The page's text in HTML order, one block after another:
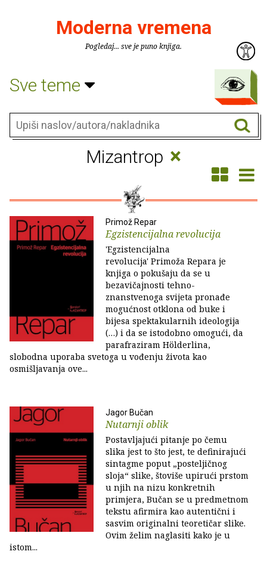
Moderna vremena
Pogledaj... sve je puno knjiga.
Sve teme
Mizantrop ×
Primož Repar
Egzistencijalna revolucija
'Egzistencijalna
revolucija' Primoža Repara je
knjiga o pokušaju da se u
bezavičajnosti tehno-
znanstvenoga svijeta pronađe
mogućnost otklona od buke i
bijesa spektakularnih ideologija
(…) i da se istodobno omogući, da
parafraziram Hölderlina,
slobodna uporaba svetoga u vođenju života kao
osmišljavanja ove...
Jagor Bučan
Nutarnji oblik
Postavljajući pitanje po čemu
slika jest to što jest, te definirajući
sintagme poput „posteljičnog
sloja“ slike, štoviše upirući prstom
u njih na nizu konkretnih
primjera, Bučan se u predmetnom
tekstu afirmira kao autentični i
sasvim originalni teoretičar slike.
Ovim želim naglasiti kako je u
istom...